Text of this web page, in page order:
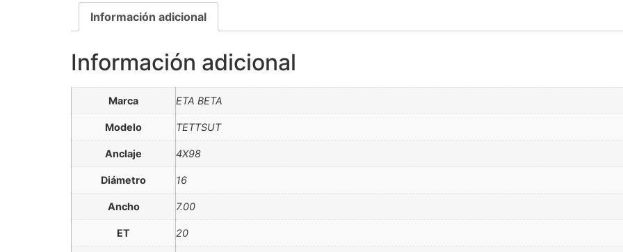
Información adicional
Información adicional
Marca ETA BETA
Modelo TETTSUT
Anclaje 4X98
Diámetro 16
Ancho 7.00
ET 20